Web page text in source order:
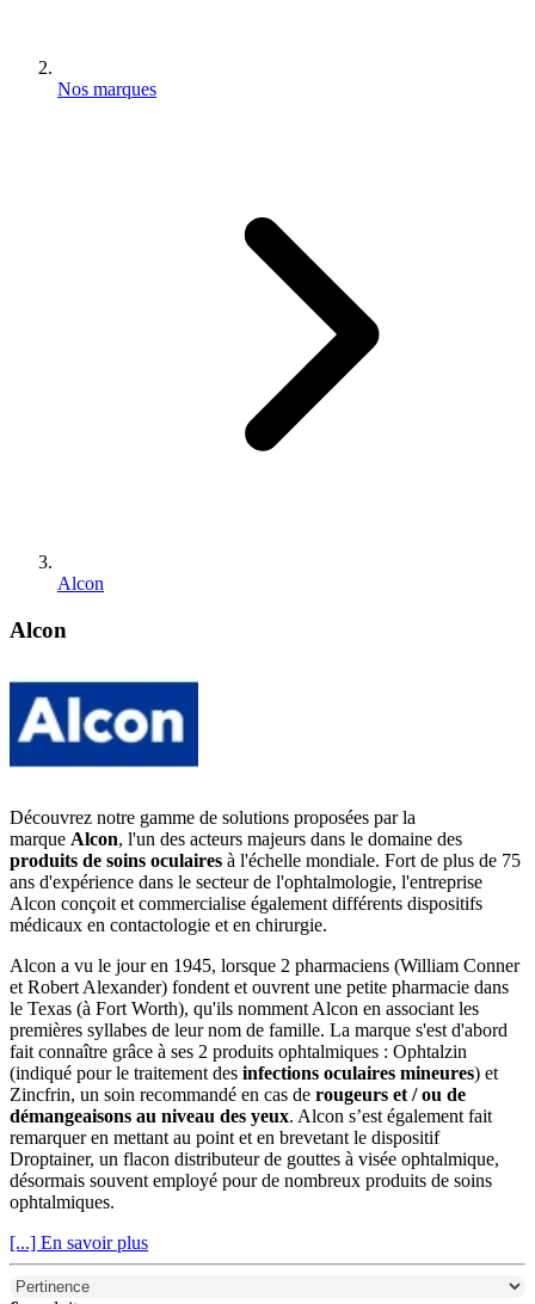
Nos marques
Alcon
Alcon
Découvrez notre gamme de solutions proposées par la
marque Alcon, l'un des acteurs majeurs dans le domaine des
produits de soins oculaires à l'échelle mondiale. Fort de plus de 75
ans d'expérience dans le secteur de l'ophtalmologie, l'entreprise
Alcon conçoit et commercialise également différents dispositifs
médicaux en contactologie et en chirurgie.
Alcon a vu le jour en 1945, lorsque 2 pharmaciens (William Conner
et Robert Alexander) fondent et ouvrent une petite pharmacie dans
le Texas (à Fort Worth), qu'ils nomment Alcon en associant les
premières syllabes de leur nom de famille. La marque s'est d'abord
fait connaître grâce à ses 2 produits ophtalmiques : Ophtalzin
(indiqué pour le traitement des infections oculaires mineures) et
Zincfrin, un soin recommandé en cas de rougeurs et / ou de
démangeaisons au niveau des yeux. Alcon s’est également fait
remarquer en mettant au point et en brevetant le dispositif
Droptainer, un flacon distributeur de gouttes à visée ophtalmique,
désormais souvent employé pour de nombreux produits de soins
ophtalmiques.
[...] En savoir plus